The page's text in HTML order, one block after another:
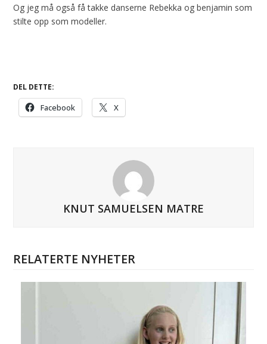
Og jeg må også få takke danserne Rebekka og benjamin som
stilte opp som modeller.
DEL DETTE:
Facebook X
KNUT SAMUELSEN MATRE
RELATERTE NYHETER